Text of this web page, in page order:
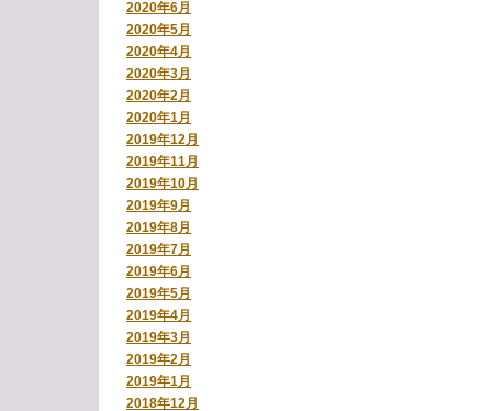
2020年6月
2020年5月
2020年4月
2020年3月
2020年2月
2020年1月
2019年12月
2019年11月
2019年10月
2019年9月
2019年8月
2019年7月
2019年6月
2019年5月
2019年4月
2019年3月
2019年2月
2019年1月
2018年12月